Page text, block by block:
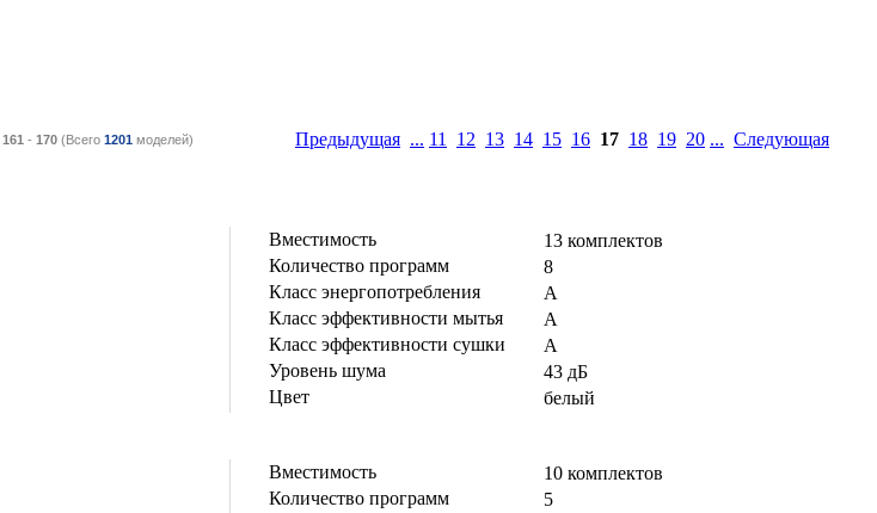
161 - 170 (Всего 1201 моделей) Предыдущая ... 11 12 13 14 15 16 17 18 19 20 ... Следующая
Вместимость
13 комплектов
Количество программ
8
Класс энергопотребления
A
Класс эффективности мытья
A
Класс эффективности сушки
A
Уровень шума
43 дБ
Цвет
белый
Вместимость
10 комплектов
Количество программ
5